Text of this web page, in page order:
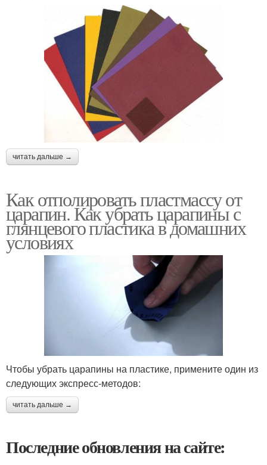
читать дальше →
Как отполировать пластмассу от
царапин. Как убрать царапины с
глянцевого пластика в домашних
условиях
Чтобы убрать царапины на пластике, примените один из
следующих экспресс-методов:
читать дальше →
Последние обновления на сайте: